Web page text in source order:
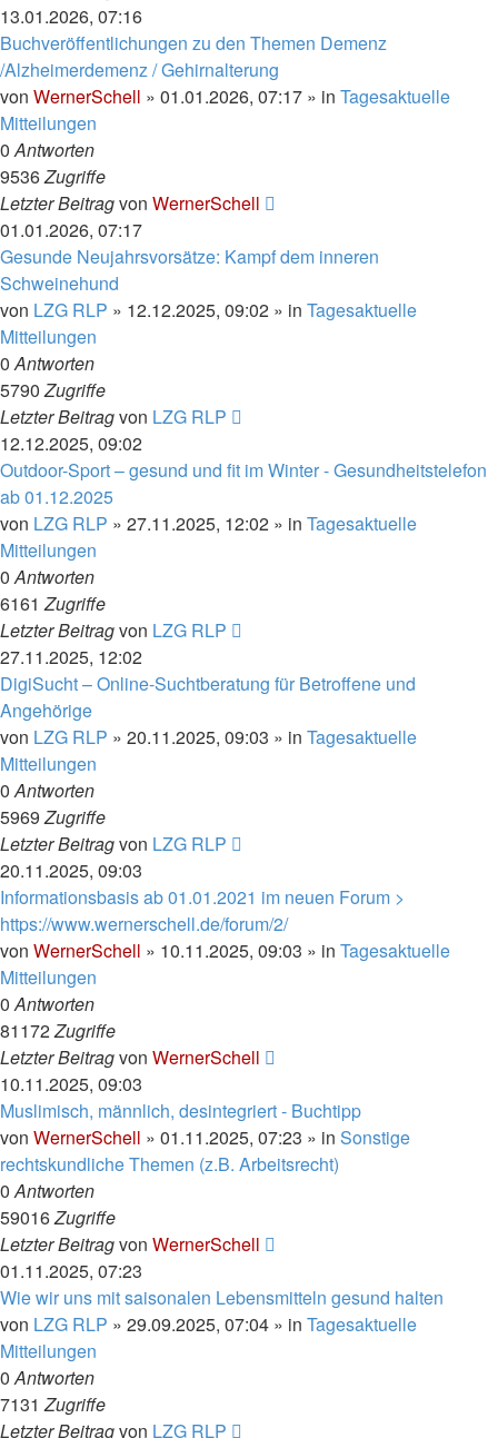
13.01.2026, 07:16
Buchveröffentlichungen zu den Themen Demenz
/Alzheimerdemenz / Gehirnalterung
von WernerSchell » 01.01.2026, 07:17 » in Tagesaktuelle
Mitteilungen
0Antworten
9536Zugriffe
Letzter Beitragvon WernerSchell
01.01.2026, 07:17
Gesunde Neujahrsvorsätze: Kampf dem inneren
Schweinehund
von LZG RLP » 12.12.2025, 09:02 » in Tagesaktuelle
Mitteilungen
0Antworten
5790Zugriffe
Letzter Beitragvon LZG RLP
12.12.2025, 09:02
Outdoor-Sport – gesund und fit im Winter - Gesundheitstelefon
ab 01.12.2025
von LZG RLP » 27.11.2025, 12:02 » in Tagesaktuelle
Mitteilungen
0Antworten
6161Zugriffe
Letzter Beitragvon LZG RLP
27.11.2025, 12:02
DigiSucht – Online-Suchtberatung für Betroffene und
Angehörige
von LZG RLP » 20.11.2025, 09:03 » in Tagesaktuelle
Mitteilungen
0Antworten
5969Zugriffe
Letzter Beitragvon LZG RLP
20.11.2025, 09:03
Informationsbasis ab 01.01.2021 im neuen Forum >
https://www.wernerschell.de/forum/2/
von WernerSchell » 10.11.2025, 09:03 » in Tagesaktuelle
Mitteilungen
0Antworten
81172Zugriffe
Letzter Beitragvon WernerSchell
10.11.2025, 09:03
Muslimisch, männlich, desintegriert - Buchtipp
von WernerSchell » 01.11.2025, 07:23 » in Sonstige
rechtskundliche Themen (z.B. Arbeitsrecht)
0Antworten
59016Zugriffe
Letzter Beitragvon WernerSchell
01.11.2025, 07:23
Wie wir uns mit saisonalen Lebensmitteln gesund halten
von LZG RLP » 29.09.2025, 07:04 » in Tagesaktuelle
Mitteilungen
0Antworten
7131Zugriffe
Letzter Beitragvon LZG RLP